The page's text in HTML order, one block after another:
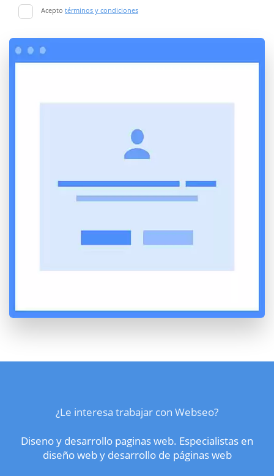
Acepto términos y condiciones
¿Le interesa trabajar con Webseo?
Diseno y desarrollo paginas web. Especialistas en
diseño web y desarrollo de páginas web